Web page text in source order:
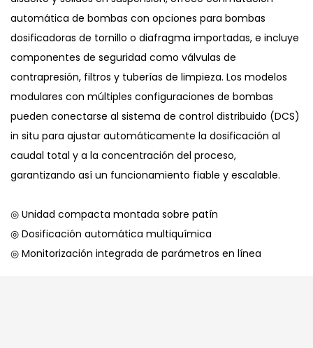
automática de bombas con opciones para bombas
dosificadoras de tornillo o diafragma importadas, e incluye
componentes de seguridad como válvulas de
contrapresión, filtros y tuberías de limpieza. Los modelos
modulares con múltiples configuraciones de bombas
pueden conectarse al sistema de control distribuido (DCS)
in situ para ajustar automáticamente la dosificación al
caudal total y a la concentración del proceso,
garantizando así un funcionamiento fiable y escalable.
◎ Unidad compacta montada sobre patín
◎ Dosificación automática multiquímica
◎ Monitorización integrada de parámetros en línea